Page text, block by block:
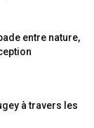
entre nature,
à travers les